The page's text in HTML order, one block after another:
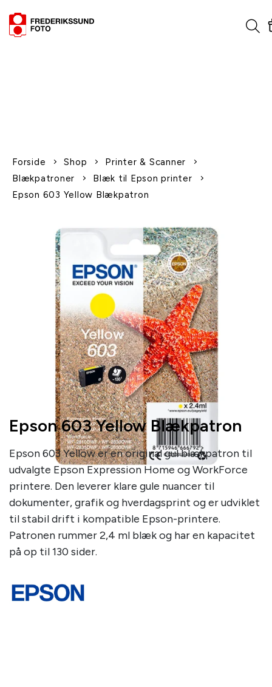
Forside Shop
Printer & Scanner
Blækpatroner
Blæk til Epson printer
Epson 603 Yellow Blækpatron
Epson 603 Yellow Blækpatron
Epson 603 Yellow er en original gul blækpatron til
udvalgte Epson Expression Home og WorkForce
printere. Den leverer klare gule nuancer til
dokumenter, grafik og hverdagsprint og er udviklet
til stabil drift i kompatible Epson-printere.
Patronen rummer 2,4 ml blæk og har en kapacitet
på op til 130 sider.